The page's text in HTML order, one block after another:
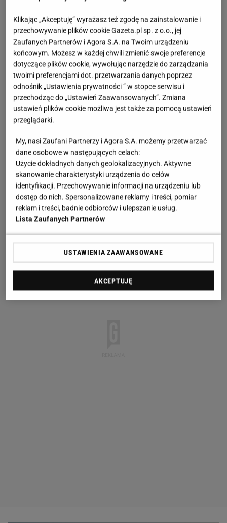
siebie założyć?". Marka stworzyła kolekcję na lato
2025, inspirowaną duchem prostoty i wygody, gdzie
rolę główną odgrywa len - szlachetna tkanina, która
powraca do łask w wielkim stylu i staje się
fundamentem letniej garderoby. Vistula
reinterpretuje klasykę z myślą o aktualnych
potrzebach - od kameralnych garden party, po
wesela i spotkania biznesowe. Bo elegancja zaczyna
wyborem jest właśnie len.
Klikając „Akceptuję” wyrażasz też zgodę na zainstalowanie i
przechowywanie plików cookie Gazeta.pl sp. z o.o., jej
Zaufanych Partnerów i Agora S.A. na Twoim urządzeniu
końcowym. Możesz w każdej chwili zmienić swoje preferencje
dotyczące plików cookie, wywołując narzędzie do zarządzania
twoimi preferencjami dot. przetwarzania danych poprzez
odnośnik „Ustawienia prywatności ” w stopce serwisu i
przechodząc do „Ustawień Zaawansowanych”. Zmiana
ustawień plików cookie możliwa jest także za pomocą ustawień
przeglądarki.
My, nasi Zaufani Partnerzy i Agora S.A. możemy przetwarzać
dane osobowe w następujących celach:
Użycie dokładnych danych geolokalizacyjnych. Aktywne
skanowanie charakterystyki urządzenia do celów
identyfikacji. Przechowywanie informacji na urządzeniu lub
dostęp do nich. Spersonalizowane reklamy i treści, pomiar
reklam i treści, badnie odbiorców i ulepszanie usług.
Lista Zaufanych Partnerów
USTAWIENIA ZAAWANSOWANE
AKCEPTUJĘ